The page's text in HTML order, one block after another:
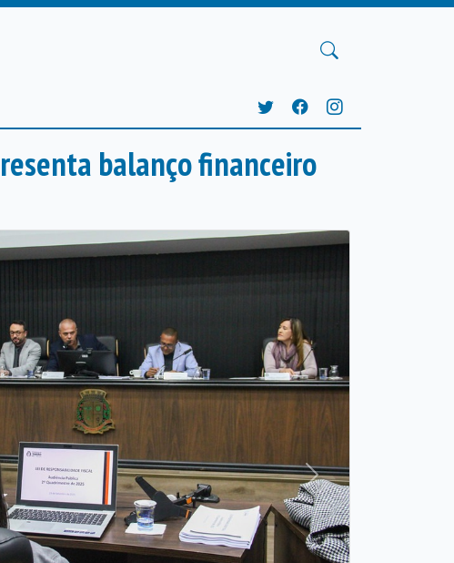
balanço financeiro
Próxima